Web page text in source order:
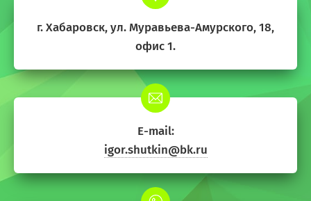
г. Хабаровск, ул. Муравьева-Амурского, 18,
офис 1.
E-mail:
igor.shutkin@bk.ru